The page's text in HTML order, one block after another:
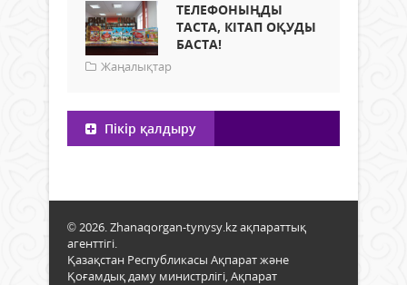
ТЕЛЕФОНЫҢДЫ
ТАСТА, КІТАП ОҚУДЫ
БАСТА!
Жаңалықтар
Пікір қалдыру
© 2026. Zhanaqorgan-tynysy.kz ақпараттық
агенттігі.
Қазақстан Республикасы Ақпарат және
Қоғамдық даму министрлігі, Ақпарат